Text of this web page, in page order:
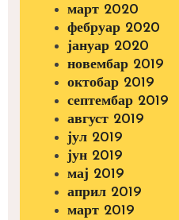
март 2020
фебруар 2020
јануар 2020
новембар 2019
октобар 2019
септембар 2019
август 2019
јул 2019
јун 2019
мај 2019
април 2019
март 2019